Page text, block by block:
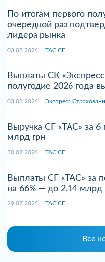
По итогам первого
очередной раз
лидера рынка
03.08.2026 ТАС СГ
Выплаты СК «Экспресс
полугодие 2026 года
03.08.2026 Экспресс
Выручка СГ «ТАС» за
млрд грн
30.07.2026 ТАС СГ
Выплаты СГ «ТАС» за
на 66% — до 2,14 млрд
29.07.2026 ТАС СГ
Все